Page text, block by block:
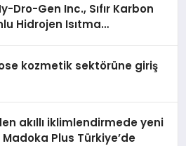
Dro-Gen Inc., Sıfır Karbon
Hidrojen Isıtma
kozmetik sektörüne giriş
akıllı iklimlendirmede yeni
Plus Türkiye’de